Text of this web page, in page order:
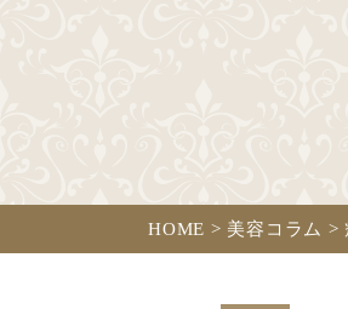
HOME > 美容コラム >